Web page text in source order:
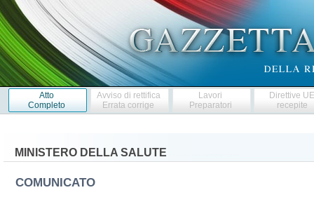
Atto
Completo
Avviso di rettifica
Errata corrige
Lavori
Preparatori
Direttive
recepite
MINISTERO DELLA SALUTE
COMUNICATO